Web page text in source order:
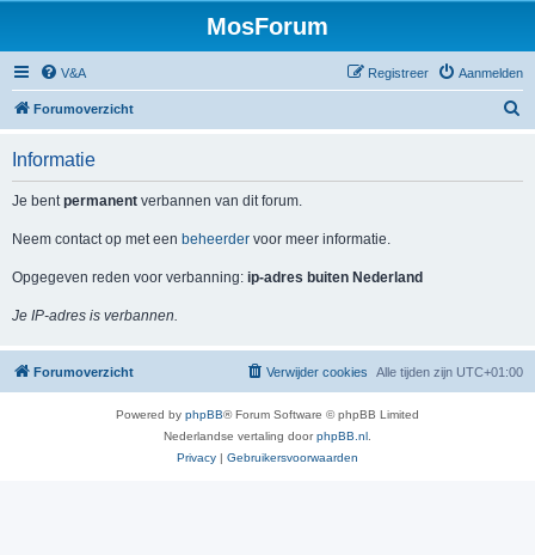
MosForum
V&A Aanmelden
Registreer
Forumoverzicht
Informatie
Je bentpermanent verbannen van dit forum.
Neem contact op met een beheerder voor meer informatie.
Opgegeven reden voor verbanning: ip-adres buiten Nederland
Je IP-adres is verbannen.
Forumoverzicht Alle tijden zijn UTC+01:00
Verwijder cookies
Powered by phpBB® Forum Software © phpBB Limited
Nederlandse vertaling doorphpBB.nl
Privacy | Gebruikersvoorwaarden